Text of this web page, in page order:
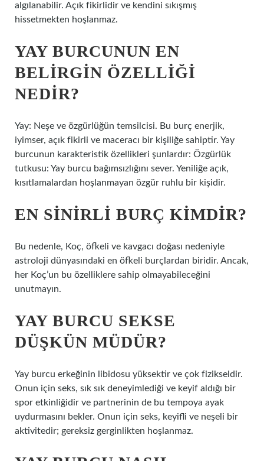
algılanabilir. Açık fikirlidir ve kendini sıkışmış
hissetmekten hoşlanmaz.
YAY BURCUNUN EN
BELIRGIN ÖZELLIĞI
NEDIR?
Yay: Neşe ve özgürlüğün temsilcisi. Bu burç enerjik,
iyimser, açık fikirli ve maceracı bir kişiliğe sahiptir. Yay
burcunun karakteristik özellikleri şunlardır: Özgürlük
tutkusu: Yay burcu bağımsızlığını sever. Yeniliğe açık,
kısıtlamalardan hoşlanmayan özgür ruhlu bir kişidir.
EN SINIRLI BURÇ KIMDIR?
Bu nedenle, Koç, öfkeli ve kavgacı doğası nedeniyle
astroloji dünyasındaki en öfkeli burçlardan biridir. Ancak,
her Koç’un bu özelliklere sahip olmayabileceğini
unutmayın.
YAY BURCU SEKSE
DÜŞKÜN MÜDÜR?
Yay burcu erkeğinin libidosu yüksektir ve çok fizikseldir.
Onun için seks, sık sık deneyimlediği ve keyif aldığı bir
spor etkinliğidir ve partnerinin de bu tempoya ayak
uydurmasını bekler. Onun için seks, keyifli ve neşeli bir
aktivitedir; gereksiz gerginlikten hoşlanmaz.